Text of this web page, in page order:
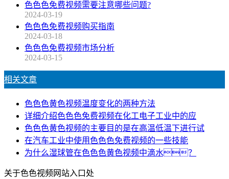
色色色免费视频需要注意哪些问题?
2024-03-19
色色色免费视频购买指南
2024-03-18
色色色免费视频市场分析
2024-03-15
相关文章
色色色黄色视频温度变化的两种方法
详细介绍色色色免费视频在化工电子工业中的应
色色色黄色视频的主要目的是在高温低温下进行试
在汽车工业中使用色色色免费视频的一些技能
为什么湿球管在色色色黄色视频中滴水？
关于色色视频网站入口处